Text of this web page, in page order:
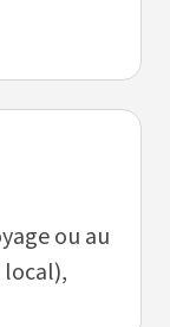
ou au
local),